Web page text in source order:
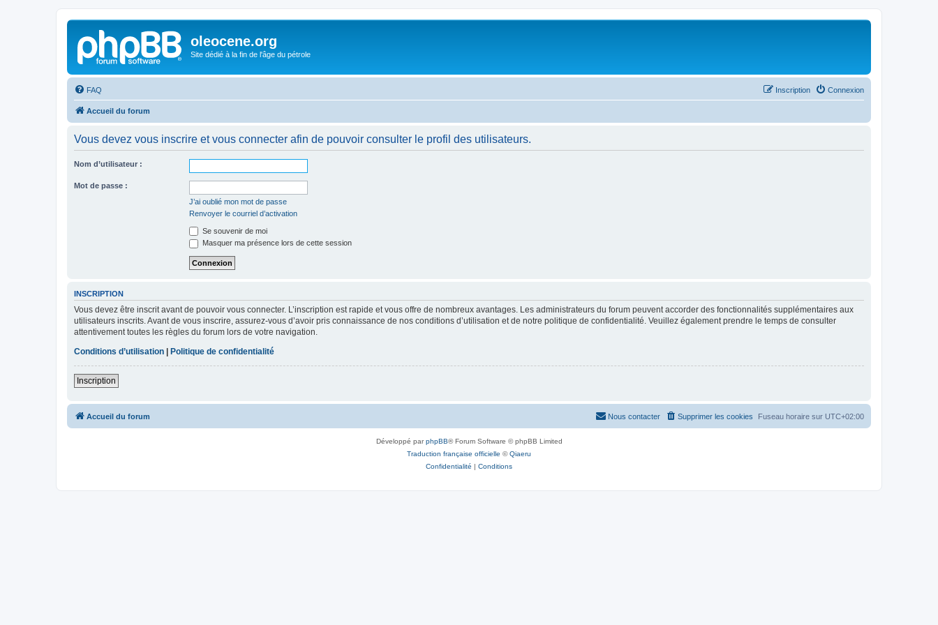
oleocene.org
Site dédié à la fin de l'âge du pétrole
FAQ Connexion
Inscription
Accueil du forum
Vous devez vous inscrire et vous connecter afin de pouvoir consulter le profil des utilisateurs.
Nom d’utilisateur :
Mot de passe :
J’ai oublié mon mot de passe
Renvoyer le courriel d’activation
Se souvenir de moi
Masquer ma présence lors de cette session
INSCRIPTION
Vous devez être inscrit avant de pouvoir vous connecter. L’inscription est rapide et vous offre de nombreux avantages. Les administrateurs du forum peuvent accorder des fonctionnalités supplémentaires aux
utilisateurs inscrits. Avant de vous inscrire, assurez-vous d’avoir pris connaissance de nos conditions d’utilisation et de notre politique de confidentialité. Veuillez également prendre le temps de consulter
attentivement toutes les règles du forum lors de votre navigation.
Conditions d’utilisation
Politique de confidentialité
Inscription
Accueil du forum Fuseau horaire sur UTC+02:00
Supprimer les cookies
Nous contacter
Développé parphpBB® Forum Software © phpBB Limited
Traduction française officielle ©Qiaeru
Confidentialité | Conditions